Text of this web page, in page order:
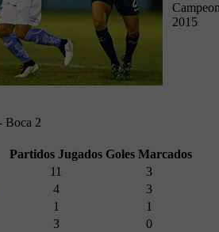
Boca 2
2015
Partidos Jugados Goles Marcados
11
3
4
3
1
1
3
0